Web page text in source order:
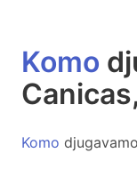
Komo
Komo